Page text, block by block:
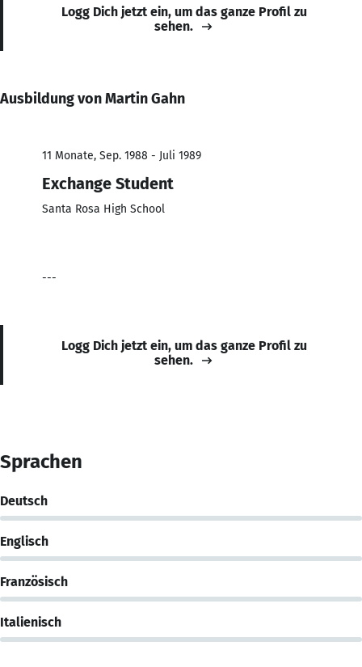
Logg Dich jetzt ein, um das ganze Profil zu
sehen.
Ausbildung von Martin Gahn
11 Monate, Sep. 1988 - Juli 1989
Exchange Student
Santa Rosa High School
---
Logg Dich jetzt ein, um das ganze Profil zu
sehen.
Sprachen
Deutsch
Englisch
Französisch
Italienisch